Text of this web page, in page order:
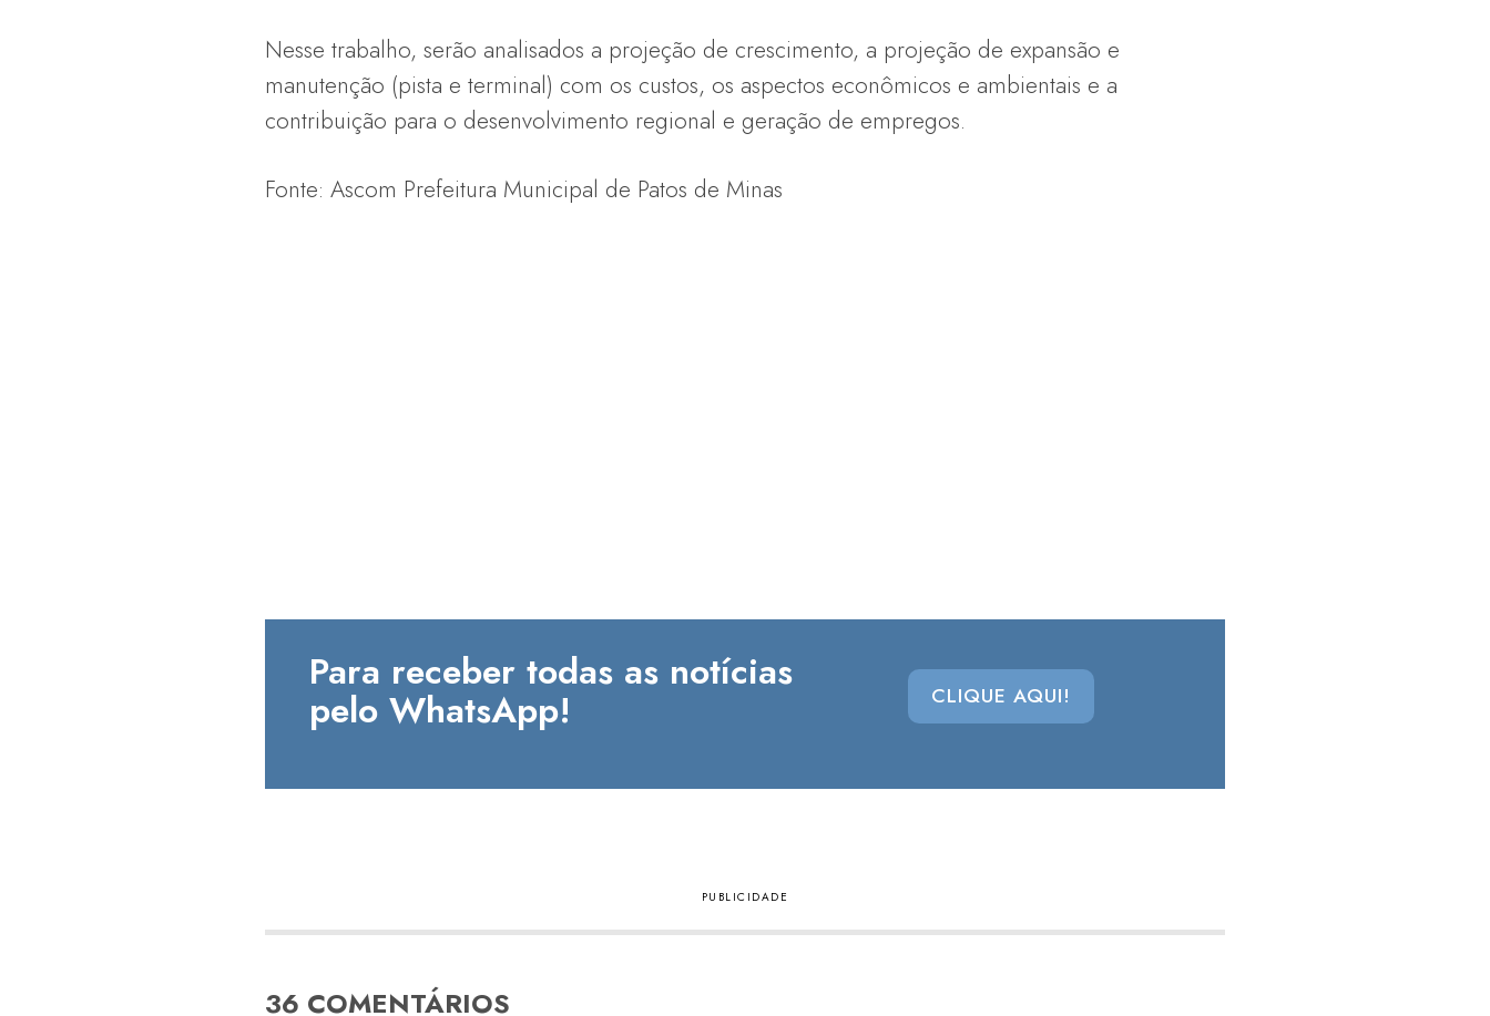
Nesse trabalho, serão analisados a projeção de crescimento, a projeção de expansão e
manutenção (pista e terminal) com os custos, os aspectos econômicos e ambientais e a
contribuição para o desenvolvimento regional e geração de empregos.
Fonte: Ascom Prefeitura Municipal de Patos de Minas
Para receber todas as notícias
pelo WhatsApp! CLIQUE AQUI!
36 COMENTÁRIOS